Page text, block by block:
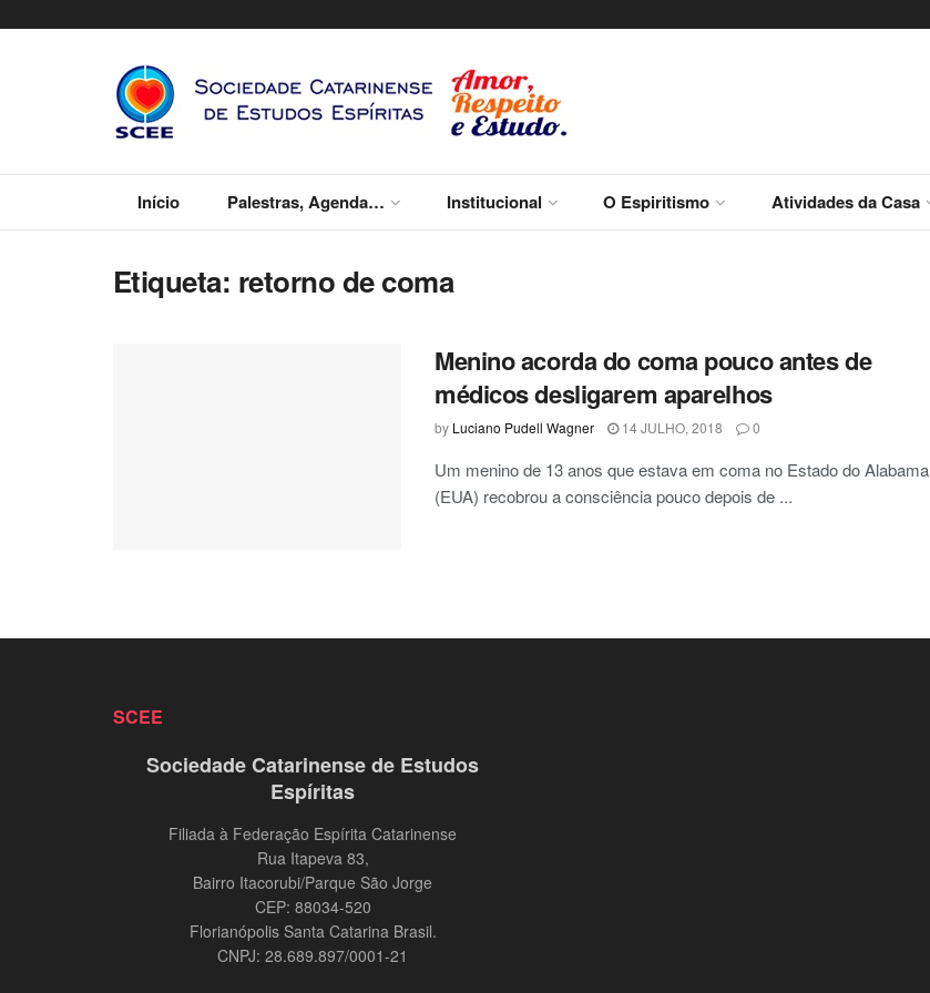
Início Palestras, Agenda… Institucional O Espiritismo Atividades da Casa
Etiqueta: retorno de coma
Menino acorda do coma pouco antes de
médicos desligarem aparelhos
by Luciano Pudell Wagner 14 JULHO, 2018 0
Um menino de 13 anos que estava em coma no Estado do Alabama
(EUA) recobrou a consciência pouco depois de ...
SCEE
Sociedade Catarinense de Estudos
Espíritas
Filiada à Federação Espírita Catarinense
Rua Itapeva 83,
Bairro Itacorubi/Parque São Jorge
CEP: 88034-520
Florianópolis Santa Catarina Brasil.
CNPJ: 28.689.897/0001-21